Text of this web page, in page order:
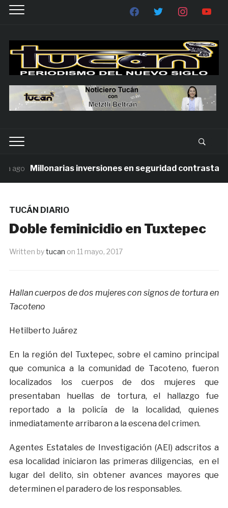
Millonarias inversiones en seguridad contrastan
TUCÁN DIARIO
Doble feminicidio en Tuxtepec
Written bytucan on 11 mayo, 2017
Hallan cuerpos de dos mujeres con signos de tortura en
Tacoteno
Hetilberto Juárez
En la región del Tuxtepec, sobre el camino principal
que comunica a la comunidad de Tacoteno, fueron
localizados los cuerpos de dos mujeres que
presentaban huellas de tortura, el hallazgo fue
reportado a la policía de la localidad, quienes
inmediatamente arribaron a la escena del crimen.
Agentes Estatales de Investigación (AEI) adscritos a
esa localidad iniciaron las primeras diligencias, en el
lugar del delito, sin obtener avances mayores que
determinen el paradero de los responsables.